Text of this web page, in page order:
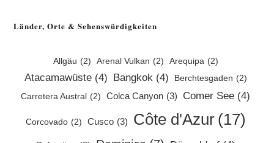
new
Länder, Orte & Sehenswürdigkeiten
Allgäu (2) Arenal Vulkan (2) Arequipa (2)
Atacamawüste (4) Bangkok (4) Berchtesgaden (2)
Carretera Austral (2) Colca Canyon (3) Comer See (4)
Corcovado (2) Cusco (3) Côte d'Azur (17)